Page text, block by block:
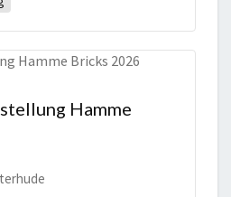
Hamme